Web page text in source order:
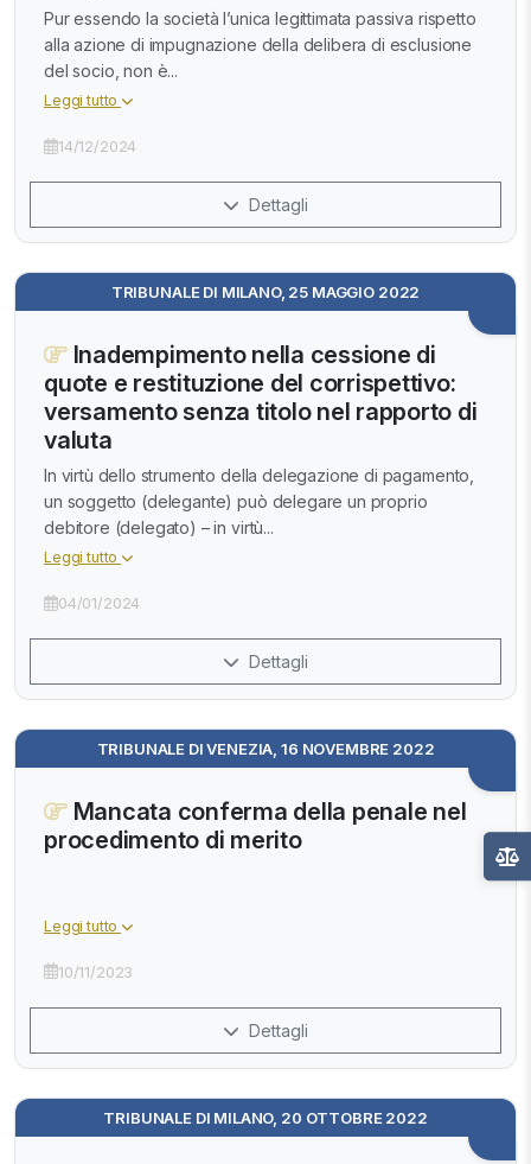
Pur essendo la società l’unica legittimata passiva rispetto
alla azione di impugnazione della delibera di esclusione
del socio, non è...
Leggi tutto
14/12/2024
Dettagli
TRIBUNALE DI MILANO, 25 MAGGIO 2022
Inadempimento nella cessione di
quote e restituzione del corrispettivo:
versamento senza titolo nel rapporto di
valuta
In virtù dello strumento della delegazione di pagamento,
un soggetto (delegante) può delegare un proprio
debitore (delegato) – in virtù...
Leggi tutto
04/01/2024
Dettagli
TRIBUNALE DI VENEZIA, 16 NOVEMBRE 2022
Mancata conferma della penale nel
procedimento di merito
Leggi tutto
10/11/2023
Dettagli
TRIBUNALE DI MILANO, 20 OTTOBRE 2022